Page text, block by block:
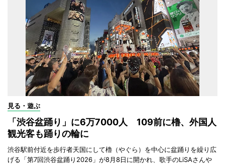
見る・遊ぶ
「渋谷盆踊り」に6万7000人 109前に櫓、外国人
観光客も踊りの輪に
渋谷駅前付近を歩行者天国にして櫓（やぐら）を中心に盆踊りを繰り広
げる「第7回渋谷盆踊り2026」が8月8日に開かれ、歌手のLiSAさんや